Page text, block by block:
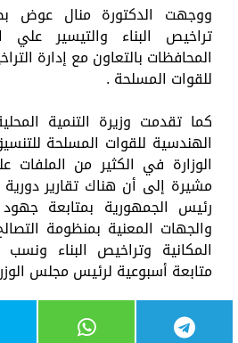
ووجهت الدكتورة منال عوض
تراخيص البناء والتيسير
المحافظات بالتعاون مع إدارة
للقوات المسلحة .
كما تقدمت وزيرة التنمية
الهندسية للقوات المسلحة
الوزارة في الكثير من
مشيرة إلى أن هناك تقارير
رئيس الجمهورية بمتابعة جهود
والجهات المعنية بمنظومة
المكانية وتراخيص البناء
متابعة أسبوعية لرئيس مجلس